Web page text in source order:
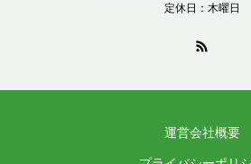
定休日：木曜日
運営会社概要